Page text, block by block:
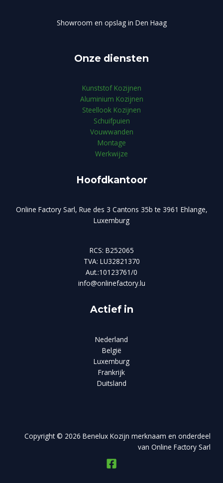
Showroom en opslag in Den Haag
Onze diensten
Kunststof Kozijnen
Aluminium Kozijnen
Steellook Kozijnen
Schuifpuien
Vouwwanden
Montage
Werkwijze
Hoofdkantoor
Online Factory Sarl, Rue des 3 Cantons 35b te 3961 Ehlange,
Luxemburg
RCS: B252065
TVA: LU32821370
Aut.:10123761/0
info@onlinefactory.lu
Actief in
Nederland
België
Luxemburg
Frankrijk
Duitsland
Copyright © 2026 Benelux Kozijn merknaam en onderdeel
van Online Factory Sarl